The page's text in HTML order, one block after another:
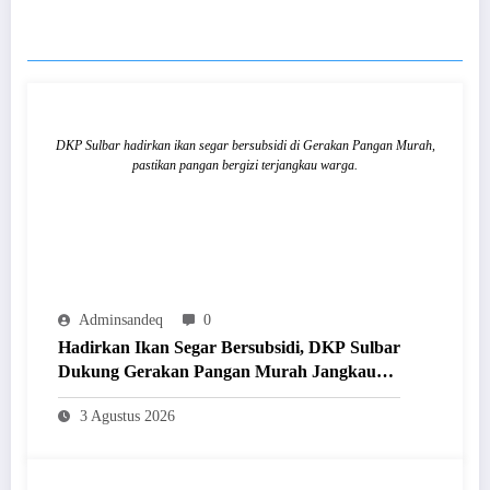
DKP Sulbar hadirkan ikan segar bersubsidi di Gerakan Pangan Murah,
pastikan pangan bergizi terjangkau warga.
Adminsandeq 0
Hadirkan Ikan Segar Bersubsidi, DKP Sulbar
Dukung Gerakan Pangan Murah Jangkau
Masyarakat
3 Agustus 2026